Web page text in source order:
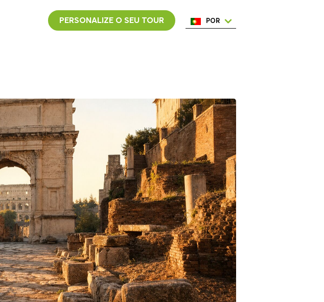
PERSONALIZE O SEU TOUR POR